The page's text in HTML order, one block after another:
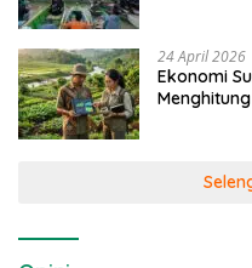
24 April 2026
Ekonomi